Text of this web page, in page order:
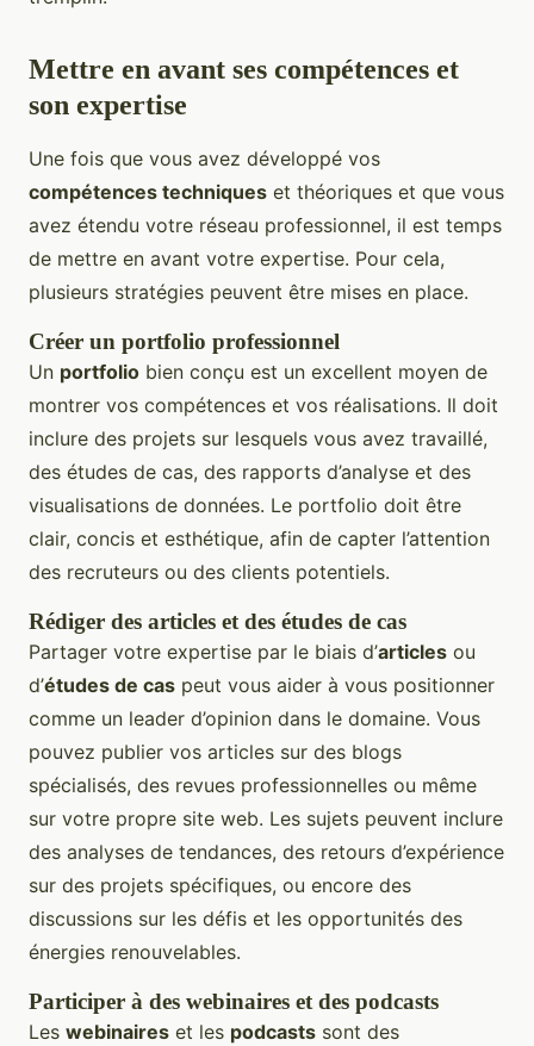
Mettre en avant ses compétences et
son expertise
Une fois que vous avez développé vos
compétences techniques et théoriques et que vous
avez étendu votre réseau professionnel, il est temps
de mettre en avant votre expertise. Pour cela,
plusieurs stratégies peuvent être mises en place.
Créer un portfolio professionnel
Un portfolio bien conçu est un excellent moyen de
montrer vos compétences et vos réalisations. Il doit
inclure des projets sur lesquels vous avez travaillé,
des études de cas, des rapports d’analyse et des
visualisations de données. Le portfolio doit être
clair, concis et esthétique, afin de capter l’attention
des recruteurs ou des clients potentiels.
Rédiger des articles et des études de cas
Partager votre expertise par le biais d’articles ou
d’études de cas peut vous aider à vous positionner
comme un leader d’opinion dans le domaine. Vous
pouvez publier vos articles sur des blogs
spécialisés, des revues professionnelles ou même
sur votre propre site web. Les sujets peuvent inclure
des analyses de tendances, des retours d’expérience
sur des projets spécifiques, ou encore des
discussions sur les défis et les opportunités des
énergies renouvelables.
Participer à des webinaires et des podcasts
Les webinaires et les podcasts sont des